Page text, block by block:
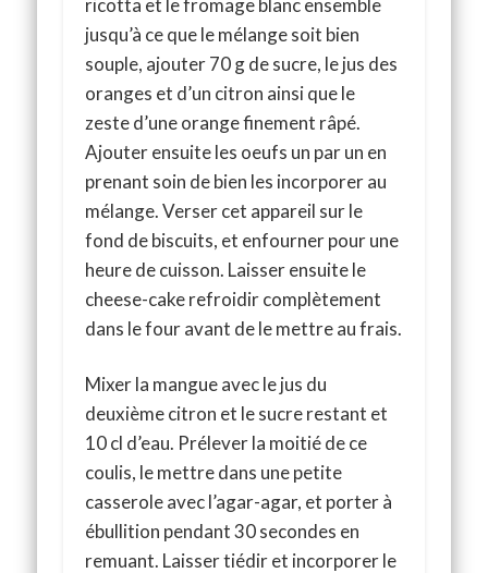
jusqu’à ce que le mélange soit bien
souple, ajouter 70 g de sucre, le jus des
oranges et d’un citron ainsi que le
zeste d’une orange finement râpé.
Ajouter ensuite les oeufs un par un en
prenant soin de bien les incorporer au
mélange. Verser cet appareil sur le
fond de biscuits, et enfourner pour une
heure de cuisson. Laisser ensuite le
cheese-cake refroidir complètement
dans le four avant de le mettre au frais.
Mixer la mangue avec le jus du
deuxième citron et le sucre restant et
10 cl d’eau. Prélever la moitié de ce
coulis, le mettre dans une petite
casserole avec l’agar-agar, et porter à
ébullition pendant 30 secondes en
remuant. Laisser tiédir et incorporer le